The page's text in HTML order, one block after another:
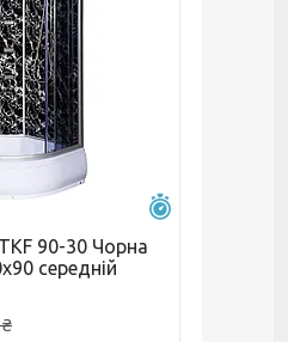
90-30 Чорна
середній